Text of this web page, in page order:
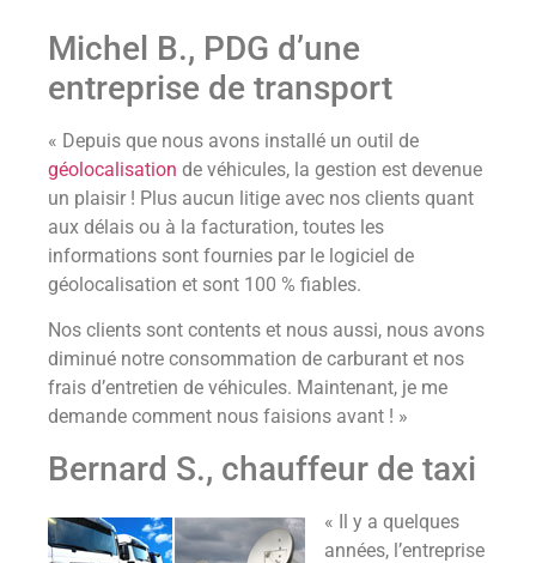
Michel B., PDG d’une
entreprise de transport
« Depuis que nous avons installé un outil de
géolocalisation de véhicules, la gestion est devenue
un plaisir ! Plus aucun litige avec nos clients quant
aux délais ou à la facturation, toutes les
informations sont fournies par le logiciel de
géolocalisation et sont 100 % fiables.
Nos clients sont contents et nous aussi, nous avons
diminué notre consommation de carburant et nos
frais d’entretien de véhicules. Maintenant, je me
demande comment nous faisions avant ! »
Bernard S., chauffeur de taxi
« Il y a quelques
années, l’entreprise